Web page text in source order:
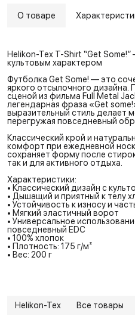
О товаре
Helikon-Tex T-Shirt “Get
культовым характером
Футболка Get Some! — это
яркого отсылочного дизайна.
сценой из фильма Full Metal
легендарная фраза «Get
выразительный стиль делает
перегружая повседневный
Классический крой и
комфорт при ежедневной
сохраняет форму после
так и для активного отдыха.
Характеристики:
• Классический дизайн с
• Дышащий и приятный к телу
• Устойчивость к износу и
• Мягкий эластичный ворот
• Универсальное
повседневный EDC
• 100% хлопок
• Плотность: 175 г/м²
• Вес: 200 г
Helikon-Tex Все товары